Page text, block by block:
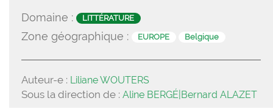
Domaine : LITTÉRATURE
Zone géographique : EUROPE Belgique
Auteur-e : Liliane WOUTERS
Sous la direction de : Aline BERGÉ|Bernard ALAZET